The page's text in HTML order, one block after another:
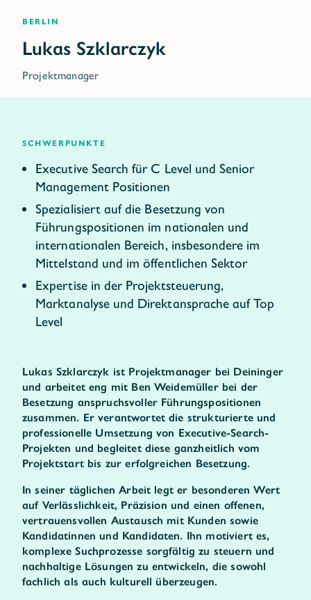
Berlin
Projektmanager
schwerpunkte
Executive Search für C Level und Senior
Management Positionen
Spezialisiert auf die Besetzung von
Führungspositionen im nationalen und
internationalen Bereich, insbesondere im
Mittelstand und im öffentlichen Sektor
Expertise in der Projektsteuerung,
Marktanalyse und Direktansprache auf Top
Level
Lukas Szklarczyk ist Projektmanager bei Deininger
und arbeitet eng mit Ben Weidemüller bei der
Besetzung anspruchsvoller Führungspositionen
zusammen. Er verantwortet die strukturierte und
professionelle Umsetzung von Executive-Search-
Projekten und begleitet diese ganzheitlich vom
Projektstart bis zur erfolgreichen Besetzung.
In seiner täglichen Arbeit legt er besonderen Wert
auf Verlässlichkeit, Präzision und einen offenen,
vertrauensvollen Austausch mit Kunden sowie
Kandidatinnen und Kandidaten. Ihn motiviert es,
komplexe Suchprozesse sorgfältig zu steuern und
nachhaltige Lösungen zu entwickeln, die sowohl
fachlich als auch kulturell überzeugen.